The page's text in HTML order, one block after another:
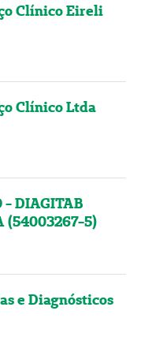
Clínico Eireli
Clínico Ltda
- DIAGITAB
(54003267-5)
e Diagnósticos